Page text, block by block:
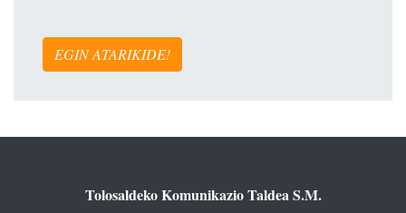
EGIN ATARIKIDE!
Tolosaldeko Komunikazio Taldea S.M.